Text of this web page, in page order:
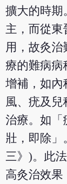
擴大的時期
主，而從東
用，故灸
療的難病病
增補，如內
風、疣及
治療。如「
壯，即除」
三》)。此
高灸治效